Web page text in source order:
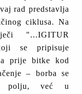
rad predstavlja
ciklusa. Na
"...IGITUR
se pripisuje
prije bitke kod
– borba se
polju, već u